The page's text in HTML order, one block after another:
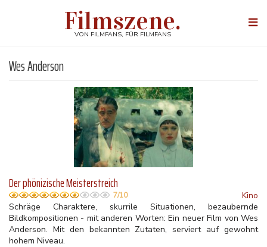
Filmszene.
VON FILMFANS, FÜR FILMFANS
Wes Anderson
Der phönizische Meisterstreich
7/10
Kino
Schräge Charaktere, skurrile Situationen, bezaubernde
Bildkompositionen - mit anderen Worten: Ein neuer Film von Wes
Anderson. Mit den bekannten Zutaten, serviert auf gewohnt
hohem Niveau.